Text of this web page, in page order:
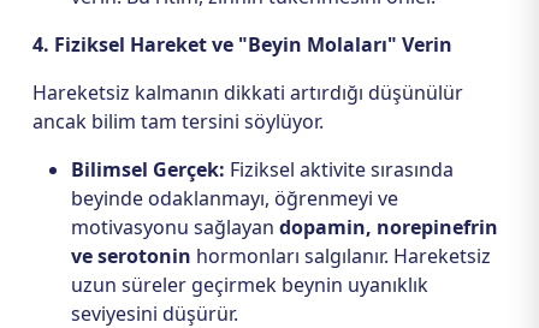
4. Fiziksel Hareket ve "Beyin Molaları" Verin
Hareketsiz kalmanın dikkati artırdığı düşünülür
ancak bilim tam tersini söylüyor.
Bilimsel Gerçek: Fiziksel aktivite sırasında
beyinde odaklanmayı, öğrenmeyi ve
motivasyonu sağlayan dopamin, norepinefrin
ve serotonin hormonları salgılanır. Hareketsiz
uzun süreler geçirmek beynin uyanıklık
seviyesini düşürür.